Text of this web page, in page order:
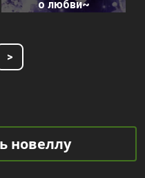
о любви~
>
новеллу